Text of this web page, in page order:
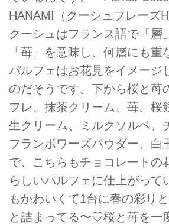
HANAMI（クーシュフレーズ
クーシュはフランス語で「層
「苺」を意味し、何層にも重
パルフェはお花見をイメージ
のだそうです。下から桜と苺
フレ、抹茶クリーム、苺、桜
生クリーム、ミルクソルベ、
フランボワーズパウダー、白
で、こちらもチョコレートの
らしいパルフェに仕上がって
もかわいくて1台に春の彩り
と詰まってる〜♡桜と苺を一